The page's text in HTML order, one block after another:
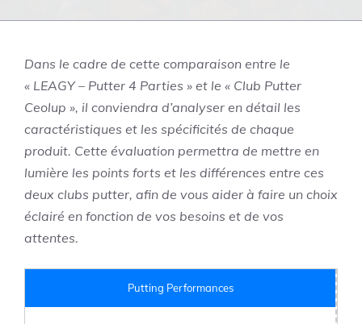
Dans le cadre de cette comparaison entre le
« LEAGY – Putter 4 Parties » et le « Club Putter
Ceolup », il conviendra d’analyser en détail les
caractéristiques et les spécificités de chaque
produit. Cette évaluation permettra de mettre en
lumière les points forts et les différences entre ces
deux clubs putter, afin de vous aider à faire un choix
éclairé en fonction de vos besoins et de vos
attentes.
Putting Performances